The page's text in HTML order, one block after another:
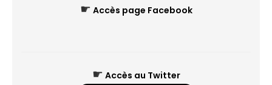
☛ Accès page Facebook
☛ Accès au Twitter